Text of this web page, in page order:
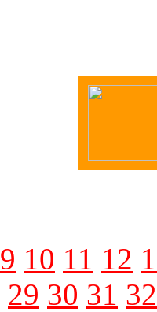
9 10 11 12
29 30 31 32